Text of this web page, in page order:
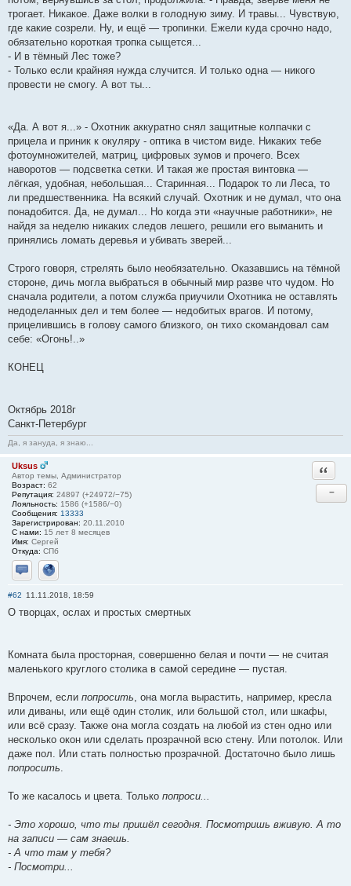
трогает. Никакое. Даже волки в голодную зиму. И травы... Чувствую,
где какие созрели. Ну, и ещё — тропинки. Ежели куда срочно надо,
обязательно короткая тропка сыщется...
- И в тёмный Лес тоже?
- Только если крайняя нужда случится. И только одна — никого
провести не смогу. А вот ты...
«Да. А вот я...» - Охотник аккуратно снял защитные колпачки с
прицела и приник к окуляру - оптика в чистом виде. Никаких тебе
фотоумножителей, матриц, цифровых зумов и прочего. Всех
наворотов — подсветка сетки. И такая же простая винтовка —
лёгкая, удобная, небольшая... Старинная... Подарок то ли Леса, то
ли предшественника. На всякий случай. Охотник и не думал, что она
понадобится. Да, не думал... Но когда эти «научные работники», не
найдя за неделю никаких следов лешего, решили его выманить и
принялись ломать деревья и убивать зверей...
Строго говоря, стрелять было необязательно. Оказавшись на тёмной
стороне, дичь могла выбраться в обычный мир разве что чудом. Но
сначала родители, а потом служба приучили Охотника не оставлять
недоделанных дел и тем более — недобитых врагов. И потому,
прицелившись в голову самого близкого, он тихо скомандовал сам
себе: «Огонь!..»
КОНЕЦ
Октябрь 2018г
Санкт-Петербург
Да, я зануда, я знаю...
Uksus
Автор темы, Администратор
Возраст: 62
Репутация: 24897 (+24972/−75)
Лояльность: 1586 (+1586/−0)
Сообщения: 13333
Зарегистрирован: 20.11.2010
С нами: 15 лет 8 месяцев
Имя: Сергей
Откуда: СПб
Отправить личное сообщение
Сайт
−
#62 11.11.2018, 18:59
О творцах, ослах и простых смертных
Комната была просторная, совершенно белая и почти — не считая
маленького круглого столика в самой середине — пустая.
Впрочем, если попросить, она могла вырастить, например, кресла
или диваны, или ещё один столик, или большой стол, или шкафы,
или всё сразу. Также она могла создать на любой из стен одно или
несколько окон или сделать прозрачной всю стену. Или потолок. Или
даже пол. Или стать полностью прозрачной. Достаточно было лишь
попросить.
То же касалось и цвета. Только попроси...
- Это хорошо, что ты пришёл сегодня. Посмотришь вживую. А то
на записи — сам знаешь.
- А что там у тебя?
- Посмотри...